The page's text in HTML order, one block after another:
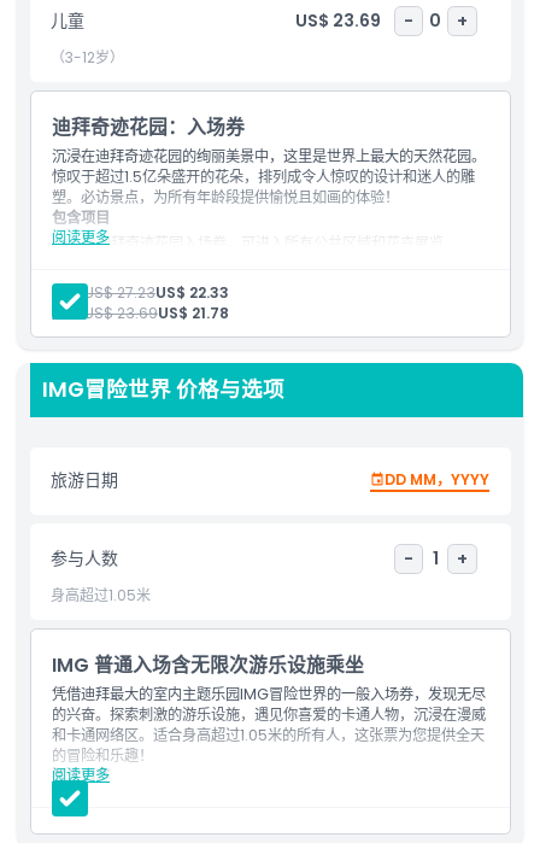
Adventure with the enchantment of Free Miracle Garden—
an unmatched experience in Dubai. Prepare to be
captivated by thrilling adventures and the breathtaking
beauty of blooming landscapes, all in one remarkable
package.
亮点
儿童成人政策
营业时间
需要了解的事项
取消政策
儿童 US$ 23.69 - 0 +
（3-12岁）
迪拜奇迹花园：入场券
沉浸在迪拜奇迹花园的绚丽美景中，这里是世界上最大的天然花园。
惊叹于超过1.5亿朵盛开的花朵，排列成令人惊叹的设计和迷人的雕
塑。必访景点，为所有年龄段提供愉悦且如画的体验！
阅读更多
包含项目
含迪拜奇迹花园入场券，可进入所有公共区域和花卉展览
可参观标志性景点，包括米奇老鼠绿雕和阿联酋航空A380花卉
结构
漫步主题花园，欣赏独特的花卉布置和拍照点
成人: US$ 27.23US$ 22.33
儿童:
US$ 23.69US$ 21.78
IMG冒险世界 价格与选项
旅游日期 DD MM，YYYY
参与人数 - 1 +
身高超过1.05米
IMG 普通入场含无限次游乐设施乘坐
凭借迪拜最大的室内主题乐园IMG冒险世界的一般入场券，发现无尽
的兴奋。探索刺激的游乐设施，遇见你喜爱的卡通人物，沉浸在漫威
和卡通网络区。适合身高超过1.05米的所有人，这张票为您提供全天
的冒险和乐趣！
阅读更多
包含内容
包含漫威、卡通网络、失落山谷和IMG大道四个区域内的无限次